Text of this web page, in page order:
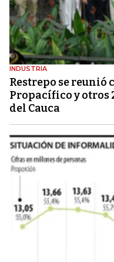
INDUSTRIA
Restrepo se reunió
Propacífico y otros
del Cauca